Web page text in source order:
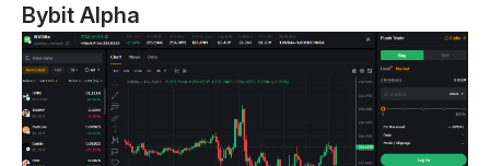
Bybit Alpha